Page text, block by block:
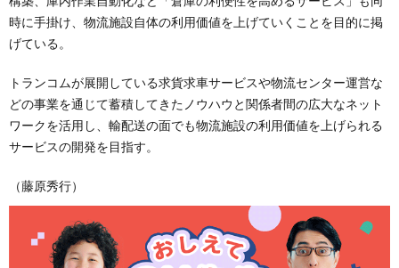
時に手掛け、物流施設自体の利⽤価値を上げていくことを目的に掲
げている。
トランコムが展開している求貨求車サービスや物流センター運営な
どの事業を通じて蓄積してきたノウハウと関係者間の広大なネット
ワークを活用し、輸配送の面でも物流施設の利用価値を上げられる
サービスの開発を目指す。
（藤原秀行）